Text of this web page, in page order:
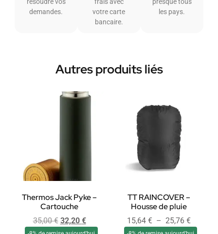
demandes.
votre carte
bancaire.
les pays.
Autres produits liés
Thermos Jack Pyke –
Cartouche
35,00€ 32,20 €
TT RAINCOVER –
Housse de pluie
15,64 € – 25,76 €